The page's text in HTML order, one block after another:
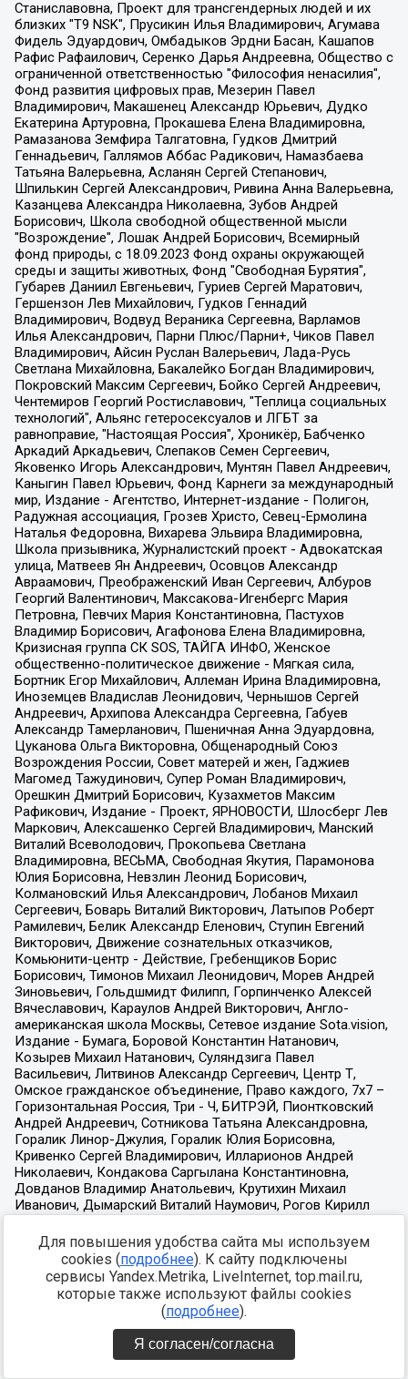
Для повышения удобства сайта мы используем
cookies (подробнее). К сайту подключены
сервисы Yandex.Metrika, LiveInternet, top.mail.ru,
которые также используют файлы cookies
(подробнее).
Я согласен/согласна